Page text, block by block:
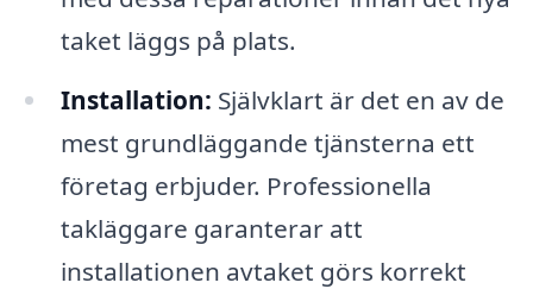
taket läggs på plats.
Installation: Självklart är det en av de
mest grundläggande tjänsterna ett
företag erbjuder. Professionella
takläggare garanterar att
installationen avtaket görs korrekt